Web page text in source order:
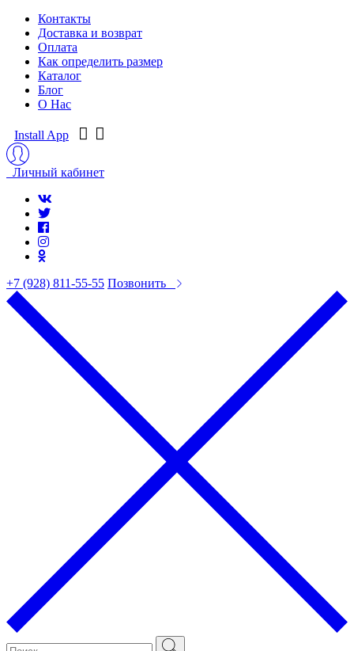
Контакты
Доставка и возврат
Оплата
Как определить размер
Каталог
Блог
О Нас
Install App
Личный кабинет
+7 (928) 811-55-55 Позвонить